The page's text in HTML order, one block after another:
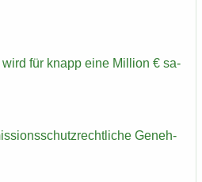
für knapp eine Mil­li­on € sa­
Ge­neh­